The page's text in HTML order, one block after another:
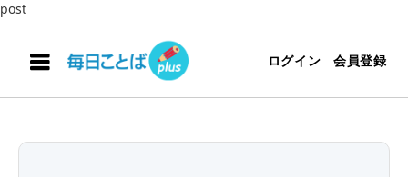
post
ログイン 会員登録